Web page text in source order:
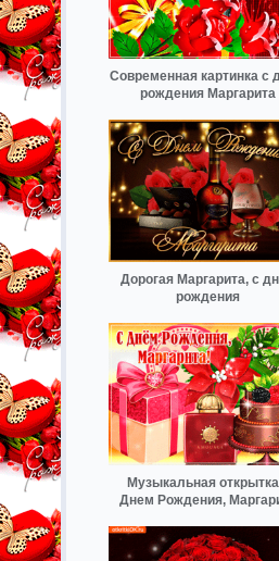
Современная картинка с
рождения Маргарита
Дорогая Маргарита, с
рождения
Музыкальная
Днем Рождения,